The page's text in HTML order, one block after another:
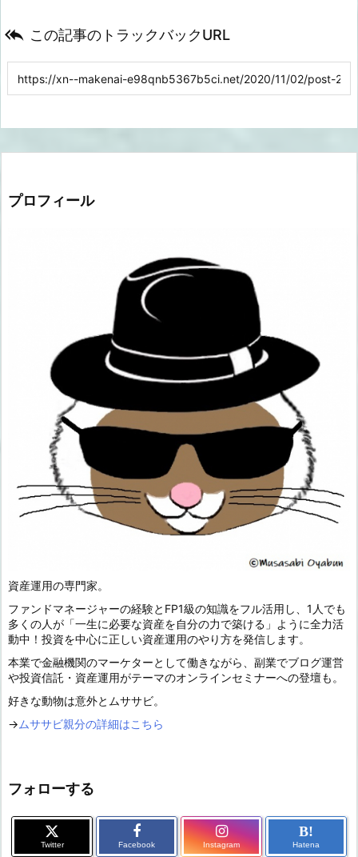
 この記事のトラックバックURL
プロフィール
資産運用の専門家。
ファンドマネージャーの経験とFP1級の知識をフル活用し、1人でも
多くの人が「一生に必要な資産を自分の力で築ける」ように全力活
動中！投資を中心に正しい資産運用のやり方を発信します。
本業で金融機関のマーケターとして働きながら、副業でブログ運営
や投資信託・資産運用がテーマのオンラインセミナーへの登壇も。
好きな動物は意外とムササビ。
→ ムササビ親分の詳細はこちら
フォローする
Twitter Facebook Instagram
B!
Hatena